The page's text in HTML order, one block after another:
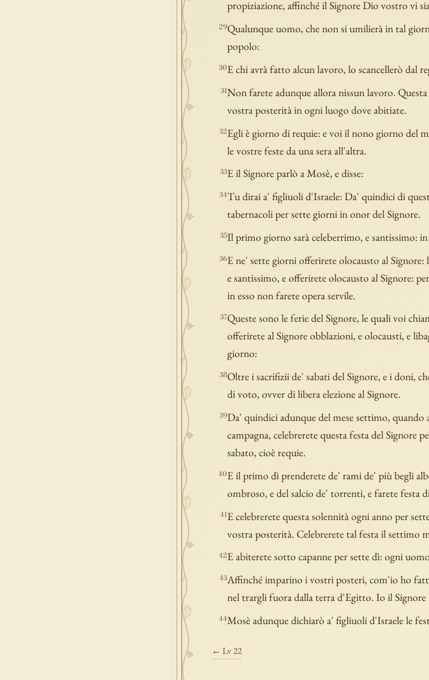
propiziazione, affinché il Signore Dio vostro vi
29Qualunque uomo, che non si umilierà in tal
popolo:
30E chi avrà fatto alcun lavoro, lo scancellerò dal
31Non farete adunque allora nissun lavoro.
vostra posterità in ogni luogo dove abitiate.
32Egli è giorno di requie: e voi il nono giorno del
le vostre feste da una sera all'altra.
33E il Signore parlò a Mosè, e disse:
34Tu dirai a' figliuoli d'Israele: Da' quindici di
tabernacoli per sette giorni in onor del Signore.
35Il primo giorno sarà celeberrimo, e santissimo:
36E ne' sette giorni offerirete olocausto al
e santissimo, e offerirete olocausto al Signore:
in esso non farete opera servile.
37Queste sono le ferie del Signore, le quali voi
offerirete al Signore obblazioni, e olocausti, e
giorno:
38Oltre i sacrifizii de' sabati del Signore, e i doni,
di voto, ovver di libera elezione al Signore.
39Da' quindici adunque del mese settimo,
campagna, celebrerete questa festa del
sabato, cioè requie.
40E il primo dì prenderete de' rami de' più begli
ombroso, e del salcio de' torrenti, e farete festa
41E celebrerete questa solennità ogni anno per
vostra posterità. Celebrerete tal festa il settimo
42E abiterete sotto capanne per sette dì: ogni
43Affinché imparino i vostri posteri, com'io ho
nel trargli fuora dalla terra d'Egitto. Io il
44Mosè adunque dichiarò a' figliuoli d'Israele le
← Lv 22